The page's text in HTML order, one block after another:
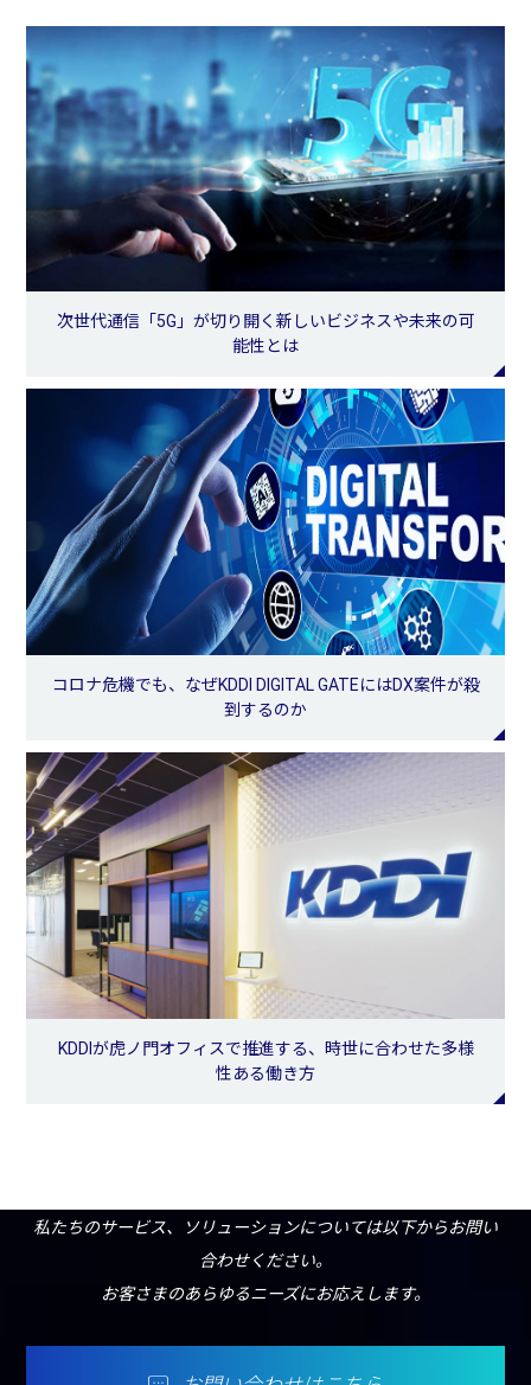
次世代通信「5G」が切り開く新しいビジネスや未来の可
能性とは
コロナ危機でも、なぜKDDI DIGITAL GATEにはDX案件が殺
到するのか
KDDIが虎ノ門オフィスで推進する、時世に合わせた多様
性ある働き方
私たちのサービス、ソリューションについては以下からお問い
合わせください。
お客さまのあらゆるニーズにお応えします。